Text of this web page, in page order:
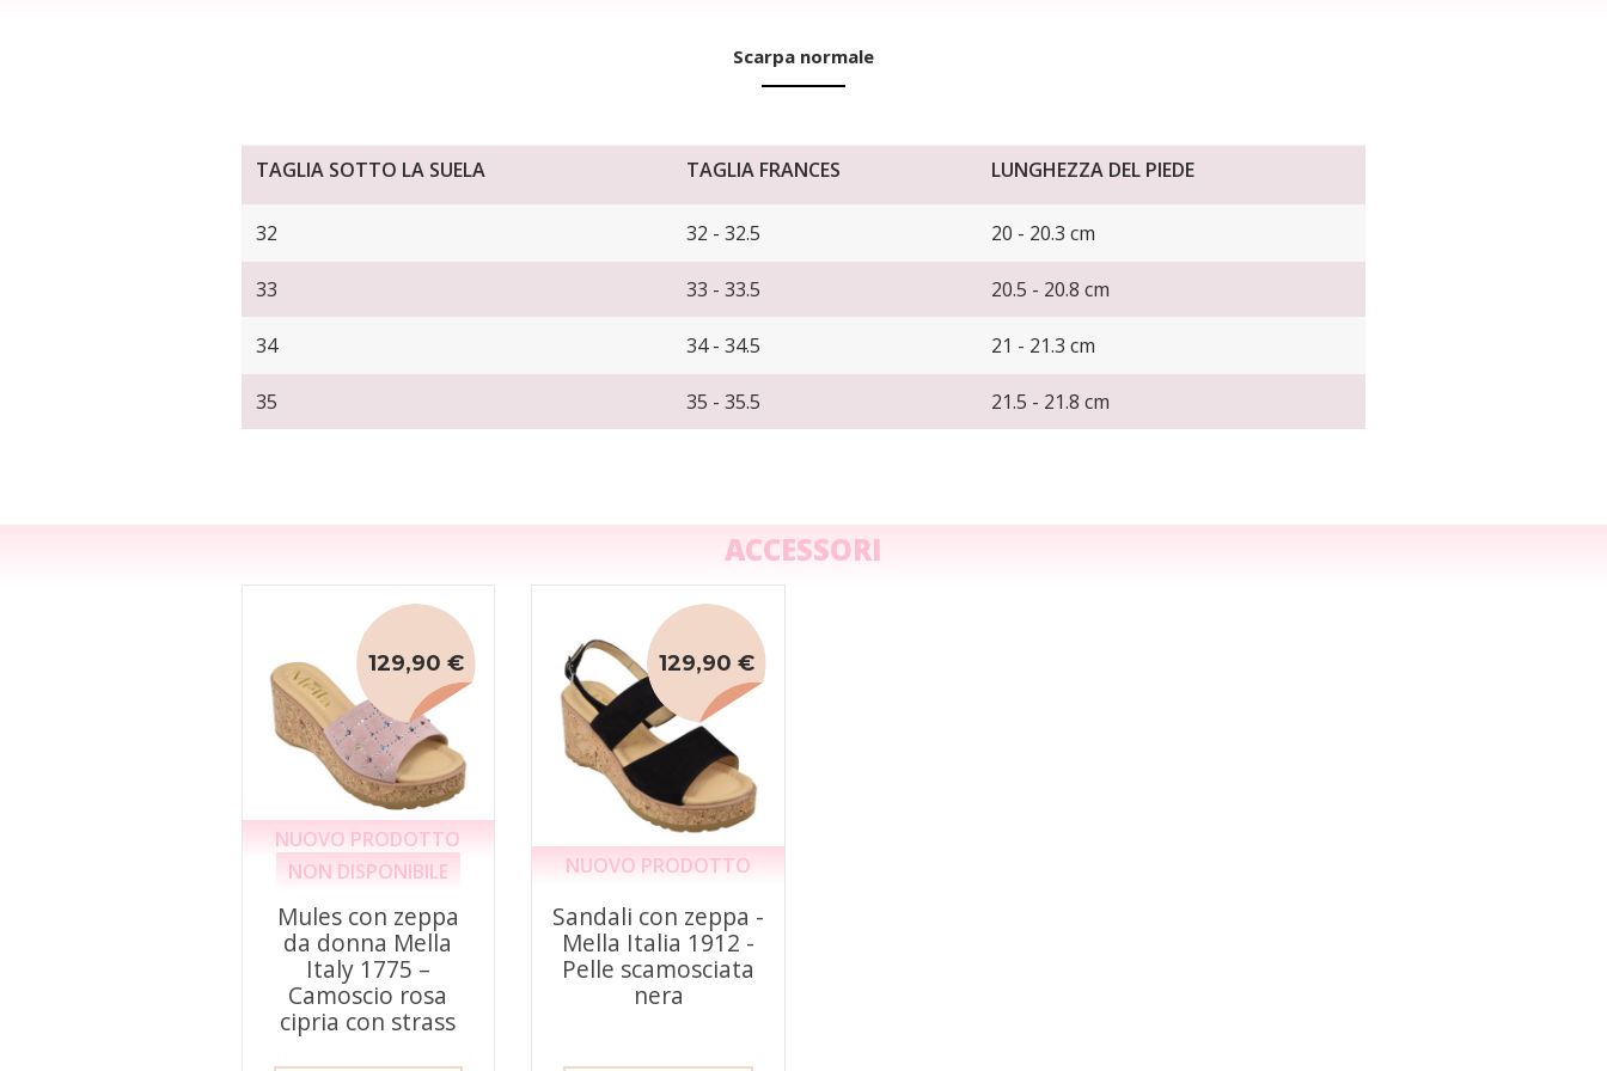
Scarpa normale
TAGLIA SOTTO LA SUELA TAGLIA FRANCES LUNGHEZZA DEL PIEDE
32 32 - 32.5 20 - 20.3 cm
33 33 - 33.5 20.5 - 20.8 cm
34 34 - 34.5 21 - 21.3 cm
35 35 - 35.5 21.5 - 21.8 cm
ACCESSORI
NUOVO PRODOTTO
NON DISPONIBILE
Mules con zeppa
da donna Mella
Italy 1775 –
Camoscio rosa
cipria con strass
129,90 €
NUOVO PRODOTTO
Sandali con zeppa -
Mella Italia 1912 -
Pelle scamosciata
nera
129,90 €